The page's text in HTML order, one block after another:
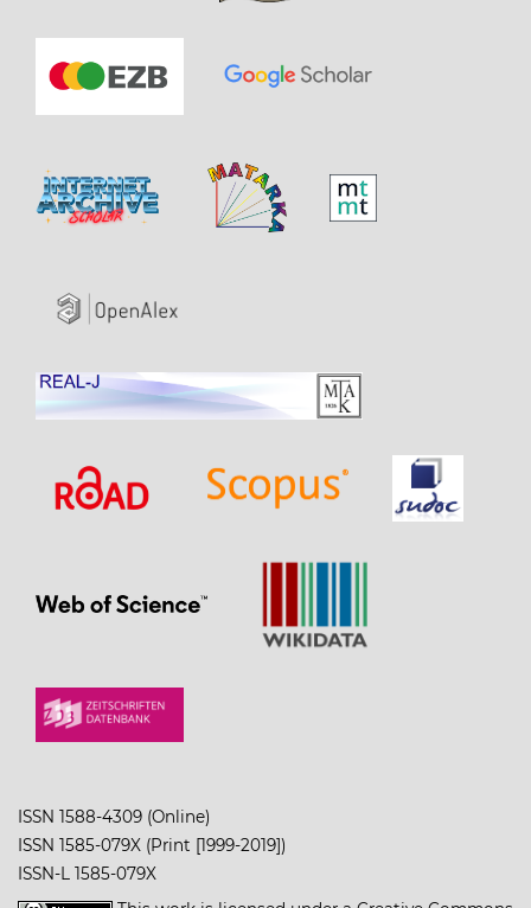
ISSN 1588-4309 (Online)
ISSN 1585-079X (Print [1999-2019])
ISSN-L 1585-079X